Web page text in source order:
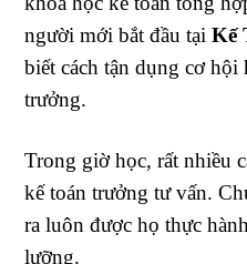
người mới bắt đầu tạiKế
biết cách tận dụng cơ
trưởng.
Trong giờ học, rất nhiều
kế toán trưởng tư vấn.
ra luôn được họ thực
lưỡng.